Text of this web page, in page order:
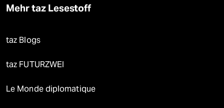
Mehr taz Lesestoff
taz Blogs
taz FUTURZWEI
Le Monde diplomatique